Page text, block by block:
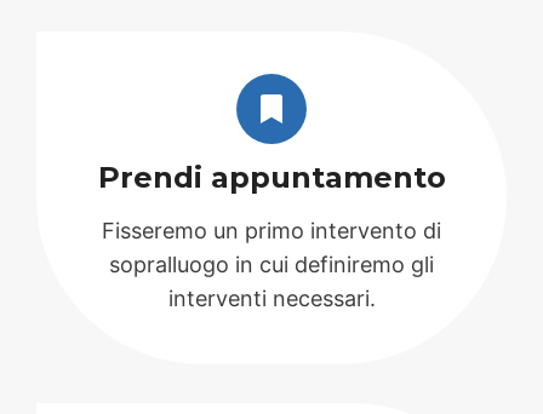
Prendi appuntamento
Fisseremo un primo intervento di
sopralluogo in cui definiremo gli
interventi necessari.